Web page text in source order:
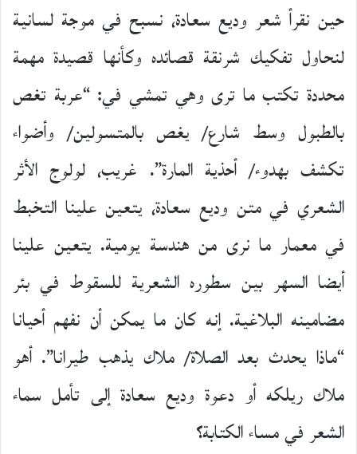
حين نقرأ شعر وديع سعادة، نسبح في موجة لسانية
لنحاول تفكيك شرنقة قصائده وكأنها قصيدة مهمة
محددة تكتب ما ترى وهي تمشي في: “عربة تغص
بالطبول وسط شارع/ يغص بالمتسولين/ وأضواء
تكشف بهدوء/ أحذية المارة”. غريب، لولوج الأثر
الشعري في متن وديع سعادة، يتعين علينا التخبط
في معمار ما نرى من هندسة يومية. يتعين علينا
أيضا السهر بين سطوره الشعرية للسقوط في بئر
مضامينه البلاغية. إنه كان ما يمكن أن نفهم أحيانا
“ماذا يحدث بعد الصلاة/ ملاك يذهب طيرانا”. أهو
ملاك ريلكه أو دعوة وديع سعادة إلى تأمل سماء
الشعر في مساء الكتابة؟